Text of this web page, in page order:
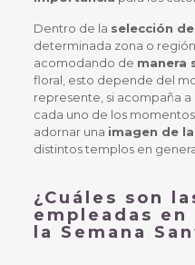
Dentro de la selección
determinada zona o
acomodando de manera
floral, esto depende del
represente, si acompaña a
cada uno de los
adornar una imagen de
distintos templos en
¿Cuáles son
empleadas
la Semana